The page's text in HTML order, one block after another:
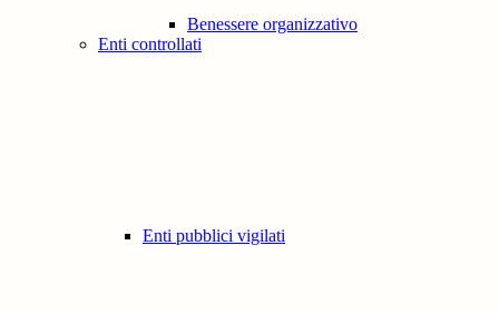
Benessere organizzativo
Enti controllati
Enti pubblici vigilati